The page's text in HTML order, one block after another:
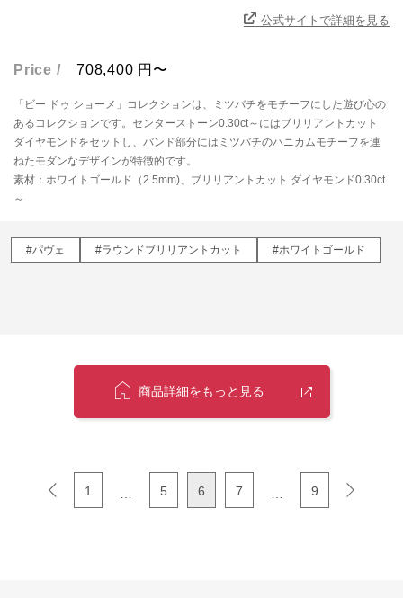
公式サイトで詳細を見る
Price / 708,400 円
「ビー ドゥ ショーメ」コレクションは、ミツバチをモチーフにした遊び心の
あるコレクションです。センターストーン0.30ct～にはブリリアントカット
ダイヤモンドをセットし、バンド部分にはミツバチのハニカムモチーフを連
ねたモダンなデザインが特徴的です。
素材：ホワイトゴールド（2.5mm)、ブリリアントカット ダイヤモンド0.30ct
～
#パヴェ #ラウンドブリリアントカット #ホワイトゴールド
商品詳細をもっと見る
1 5 6 7 9